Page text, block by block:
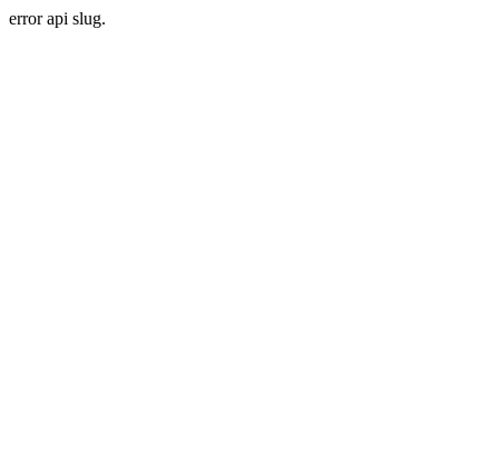
error api slug.